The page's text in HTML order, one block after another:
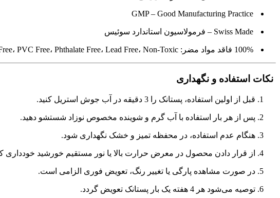
نکات استفاده و نگهداری
قبل از اولین استفاده، پستانک را 3 دقیقه در آب جوش استریل کنید.
پس از هر بار استفاده با آب گرم و شوینده مخصوص نوزاد شستشو دهید.
هنگام عدم استفاده، در محفظه تمیز و خشک نگهداری شود.
از قرار دادن محصول در معرض حرارت بالا یا نور مستقیم خورشید خودداری
در صورت مشاهده پارگی یا تغییر رنگ، تعویض فوری الزامی است.
توصیه می‌شود هر 4 هفته یک بار پستانک تعویض گردد.